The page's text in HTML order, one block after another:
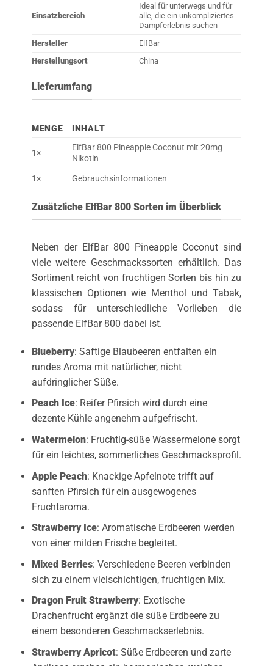
Einsatzbereich
Ideal für unterwegs und für
alle, die ein unkompliziertes
Dampferlebnis suchen
Hersteller
ElfBar
Herstellungsort
China
Lieferumfang
MENGE INHALT
1×
ElfBar 800 Pineapple Coconut mit 20mg
Nikotin
1×
Gebrauchsinformationen
Zusätzliche ElfBar 800 Sorten im Überblick
Neben der ElfBar 800 Pineapple Coconut sind
viele weitere Geschmackssorten erhältlich. Das
Sortiment reicht von fruchtigen Sorten bis hin zu
klassischen Optionen wie Menthol und Tabak,
sodass für unterschiedliche Vorlieben die
passende ElfBar 800 dabei ist.
Blueberry: Saftige Blaubeeren entfalten ein
rundes Aroma mit natürlicher, nicht
aufdringlicher Süße.
Peach Ice: Reifer Pfirsich wird durch eine
dezente Kühle angenehm aufgefrischt.
Watermelon: Fruchtig-süße Wassermelone sorgt
für ein leichtes, sommerliches Geschmacksprofil.
Apple Peach: Knackige Apfelnote trifft auf
sanften Pfirsich für ein ausgewogenes
Fruchtaroma.
Strawberry Ice: Aromatische Erdbeeren werden
von einer milden Frische begleitet.
Mixed Berries: Verschiedene Beeren verbinden
sich zu einem vielschichtigen, fruchtigen Mix.
Dragon Fruit Strawberry: Exotische
Drachenfrucht ergänzt die süße Erdbeere zu
einem besonderen Geschmackserlebnis.
Strawberry Apricot: Süße Erdbeeren und zarte